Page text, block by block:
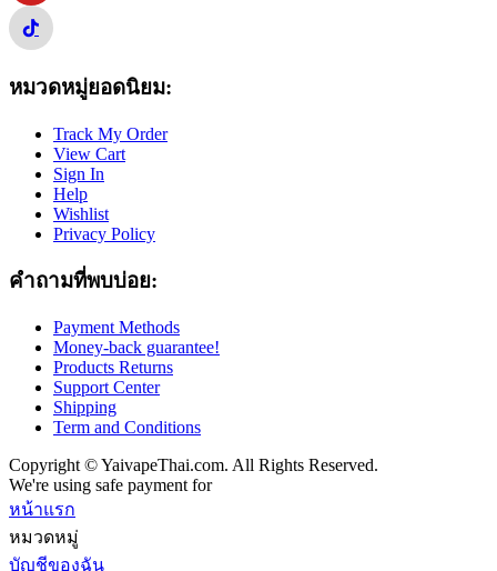
หมวดหมู่ยอดนิยม:
Track My Order
View Cart
Sign In
Help
Wishlist
Privacy Policy
คำถามที่พบบ่อย:
Payment Methods
Money-back guarantee!
Products Returns
Support Center
Shipping
Term and Conditions
Copyright © YaivapeThai.com. All Rights Reserved.
We're using safe payment for
หน้าแรก
หมวดหมู่
บัญชีของฉัน